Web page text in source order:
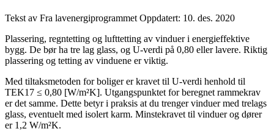
Tekst av Fra lavenergiprogrammet Oppdatert: 10. des. 2020
Plassering, regntetting og lufttetting av vinduer i energieffektive
bygg. De bør ha tre lag glass, og U-verdi på 0,80 eller lavere. Riktig
plassering og tetting av vinduene er viktig.
Med tiltaksmetoden for boliger er kravet til U-verdi henhold til
TEK17 ≤ 0,80 [W/m²K]. Utgangspunktet for beregnet rammekrav
er det samme. Dette betyr i praksis at du trenger vinduer med trelags
glass, eventuelt med isolert karm. Minstekravet til vinduer og dører
er 1,2 W/m²K.